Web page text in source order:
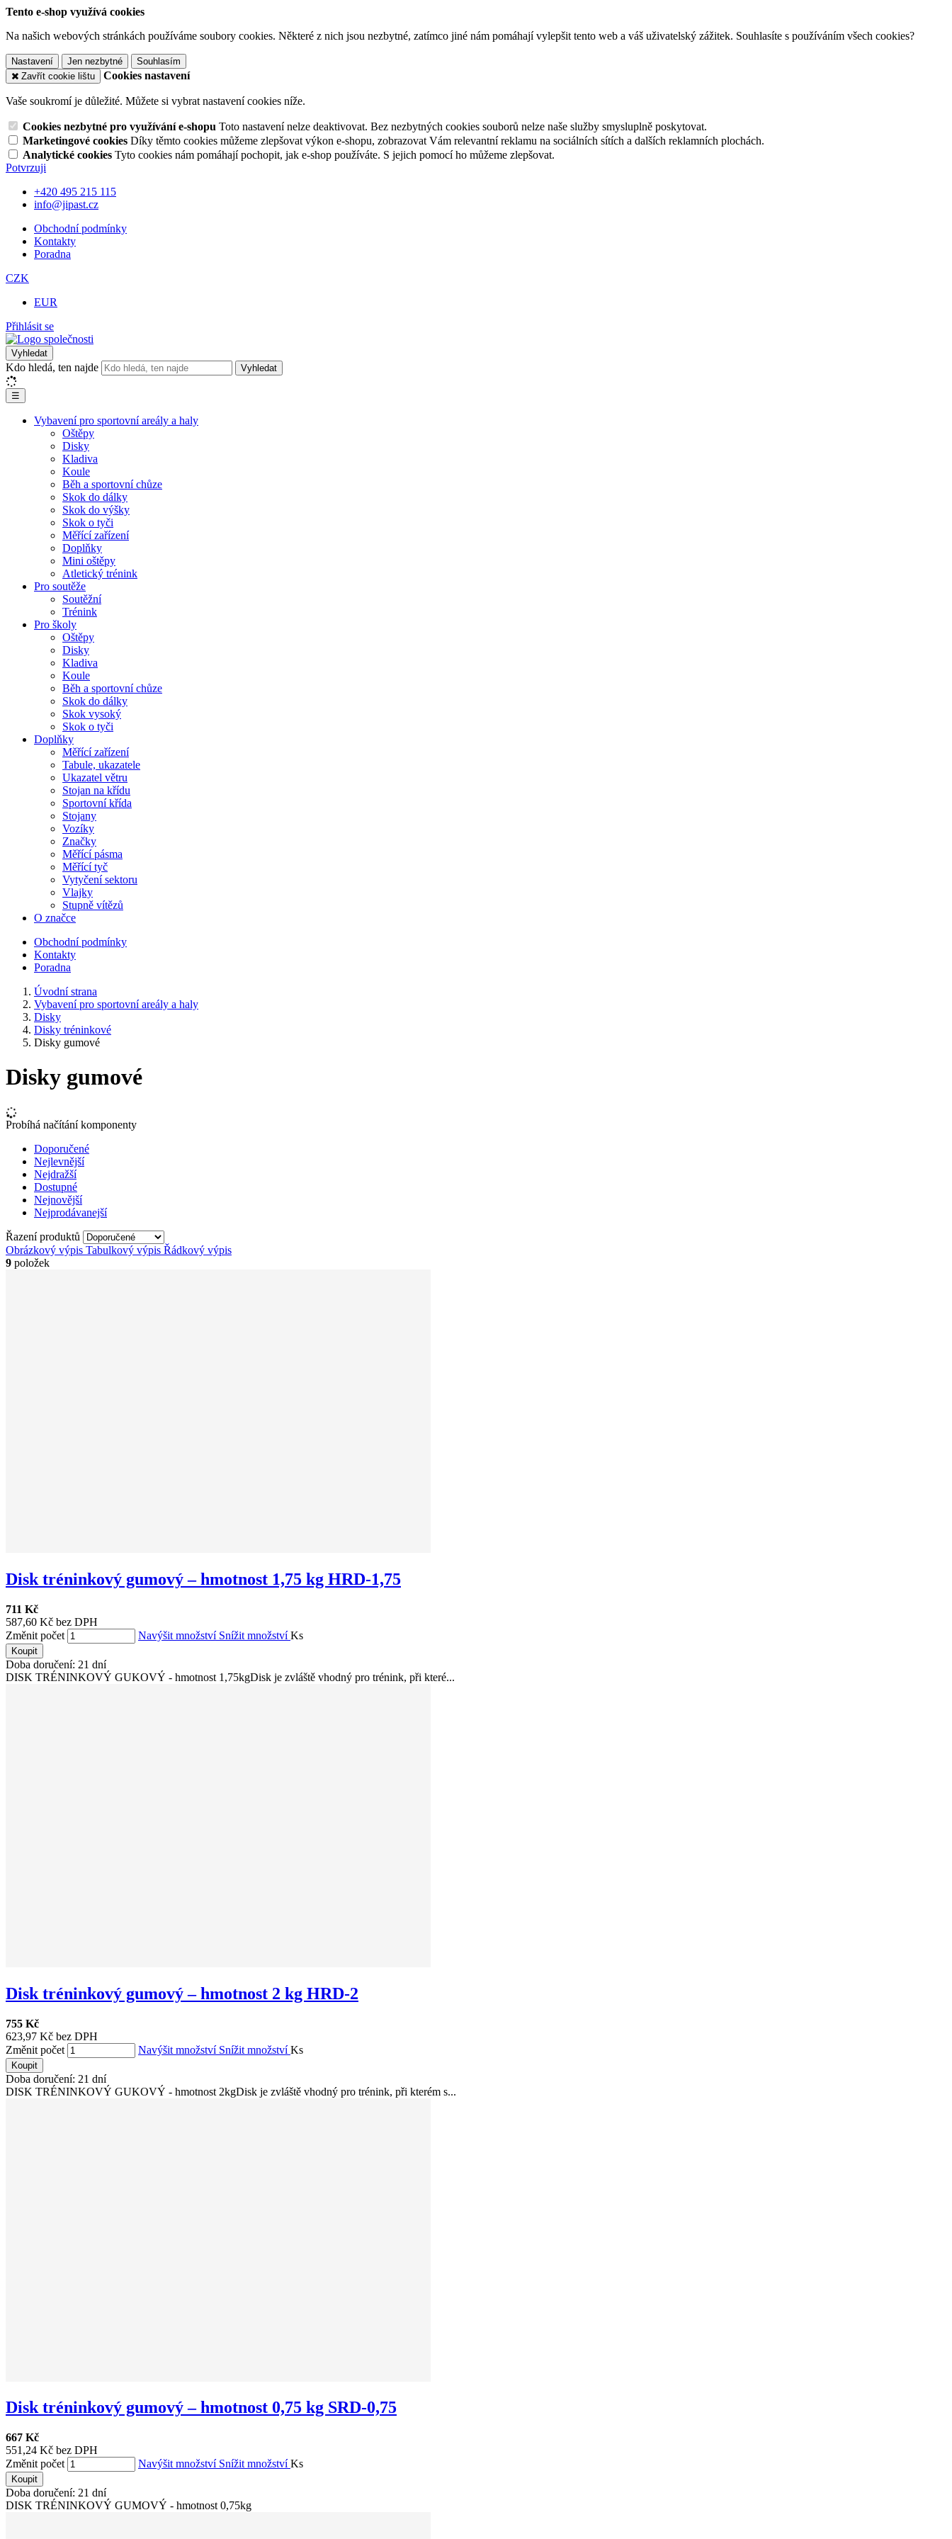
Tento e-shop využívá cookies
Na našich webových stránkách používáme soubory cookies. Některé z nich jsou nezbytné, zatímco jiné nám pomáhají vylepšit tento web a váš uživatelský zážitek. Souhlasíte s používáním všech cookies?
Nastavení Jen nezbytné
Souhlasím
Zavřít cookie lištu
Cookies nastavení
Vaše soukromí je důležité. Můžete si vybrat nastavení cookies níže.
Cookies nezbytné pro využívání e-shopu Toto nastavení nelze deaktivovat. Bez nezbytných cookies souborů nelze naše služby smysluplně poskytovat.
Marketingové cookies Díky těmto cookies můžeme zlepšovat výkon e-shopu, zobrazovat Vám relevantní reklamu na sociálních sítích a dalších reklamních plochách.
Analytické cookies Tyto cookies nám pomáhají pochopit, jak e-shop používáte. S jejich pomocí ho můžeme zlepšovat.
Potvrzuji
+420 495 215 115
info@jipast.cz
Obchodní podmínky
Kontakty
Poradna
CZK
EUR
Přihlásit se
Vyhledat
Kdo hledá, ten najde Vyhledat
☰
Vybavení pro sportovní areály a haly
Oštěpy
Disky
Kladiva
Koule
Běh a sportovní chůze
Skok do dálky
Skok do výšky
Skok o tyči
Měřící zařízení
Doplňky
Mini oštěpy
Atletický trénink
Pro soutěže
Soutěžní
Trénink
Pro školy
Oštěpy
Disky
Kladiva
Koule
Běh a sportovní chůze
Skok do dálky
Skok vysoký
Skok o tyči
Doplňky
Měřící zařízení
Tabule, ukazatele
Ukazatel větru
Stojan na křídu
Sportovní křída
Stojany
Vozíky
Značky
Měřící pásma
Měřící tyč
Vytyčení sektoru
Vlajky
Stupně vítězů
O značce
Obchodní podmínky
Kontakty
Poradna
Úvodní strana
Vybavení pro sportovní areály a haly
Disky
Disky tréninkové
Disky gumové
Disky gumové
Probíhá načítání komponenty
Doporučené
Nejlevnější
Nejdražší
Dostupné
Nejnovější
Nejprodávanejší
Řazení produktů
Obrázkový výpis Tabulkový výpis Řádkový výpis
9 položek
Disk tréninkový gumový – hmotnost 1,75 kg HRD-1,75
711 Kč
587,60 Kč bez DPH
Změnit počet
Navýšit množství Snížit množstvíKs
Koupit
Doba doručení: 21 dní
DISK TRÉNINKOVÝ GUKOVÝ - hmotnost 1,75kgDisk je zvláště vhodný pro trénink, při které...
Disk tréninkový gumový – hmotnost 2 kg HRD-2
755 Kč
623,97 Kč bez DPH
Změnit počet
Navýšit množství Snížit množstvíKs
Koupit
Doba doručení: 21 dní
DISK TRÉNINKOVÝ GUKOVÝ - hmotnost 2kgDisk je zvláště vhodný pro trénink, při kterém s...
Disk tréninkový gumový – hmotnost 0,75 kg SRD-0,75
667 Kč
551,24 Kč bez DPH
Změnit počet
Navýšit množství Snížit množstvíKs
Koupit
Doba doručení: 21 dní
DISK TRÉNINKOVÝ GUMOVÝ - hmotnost 0,75kg